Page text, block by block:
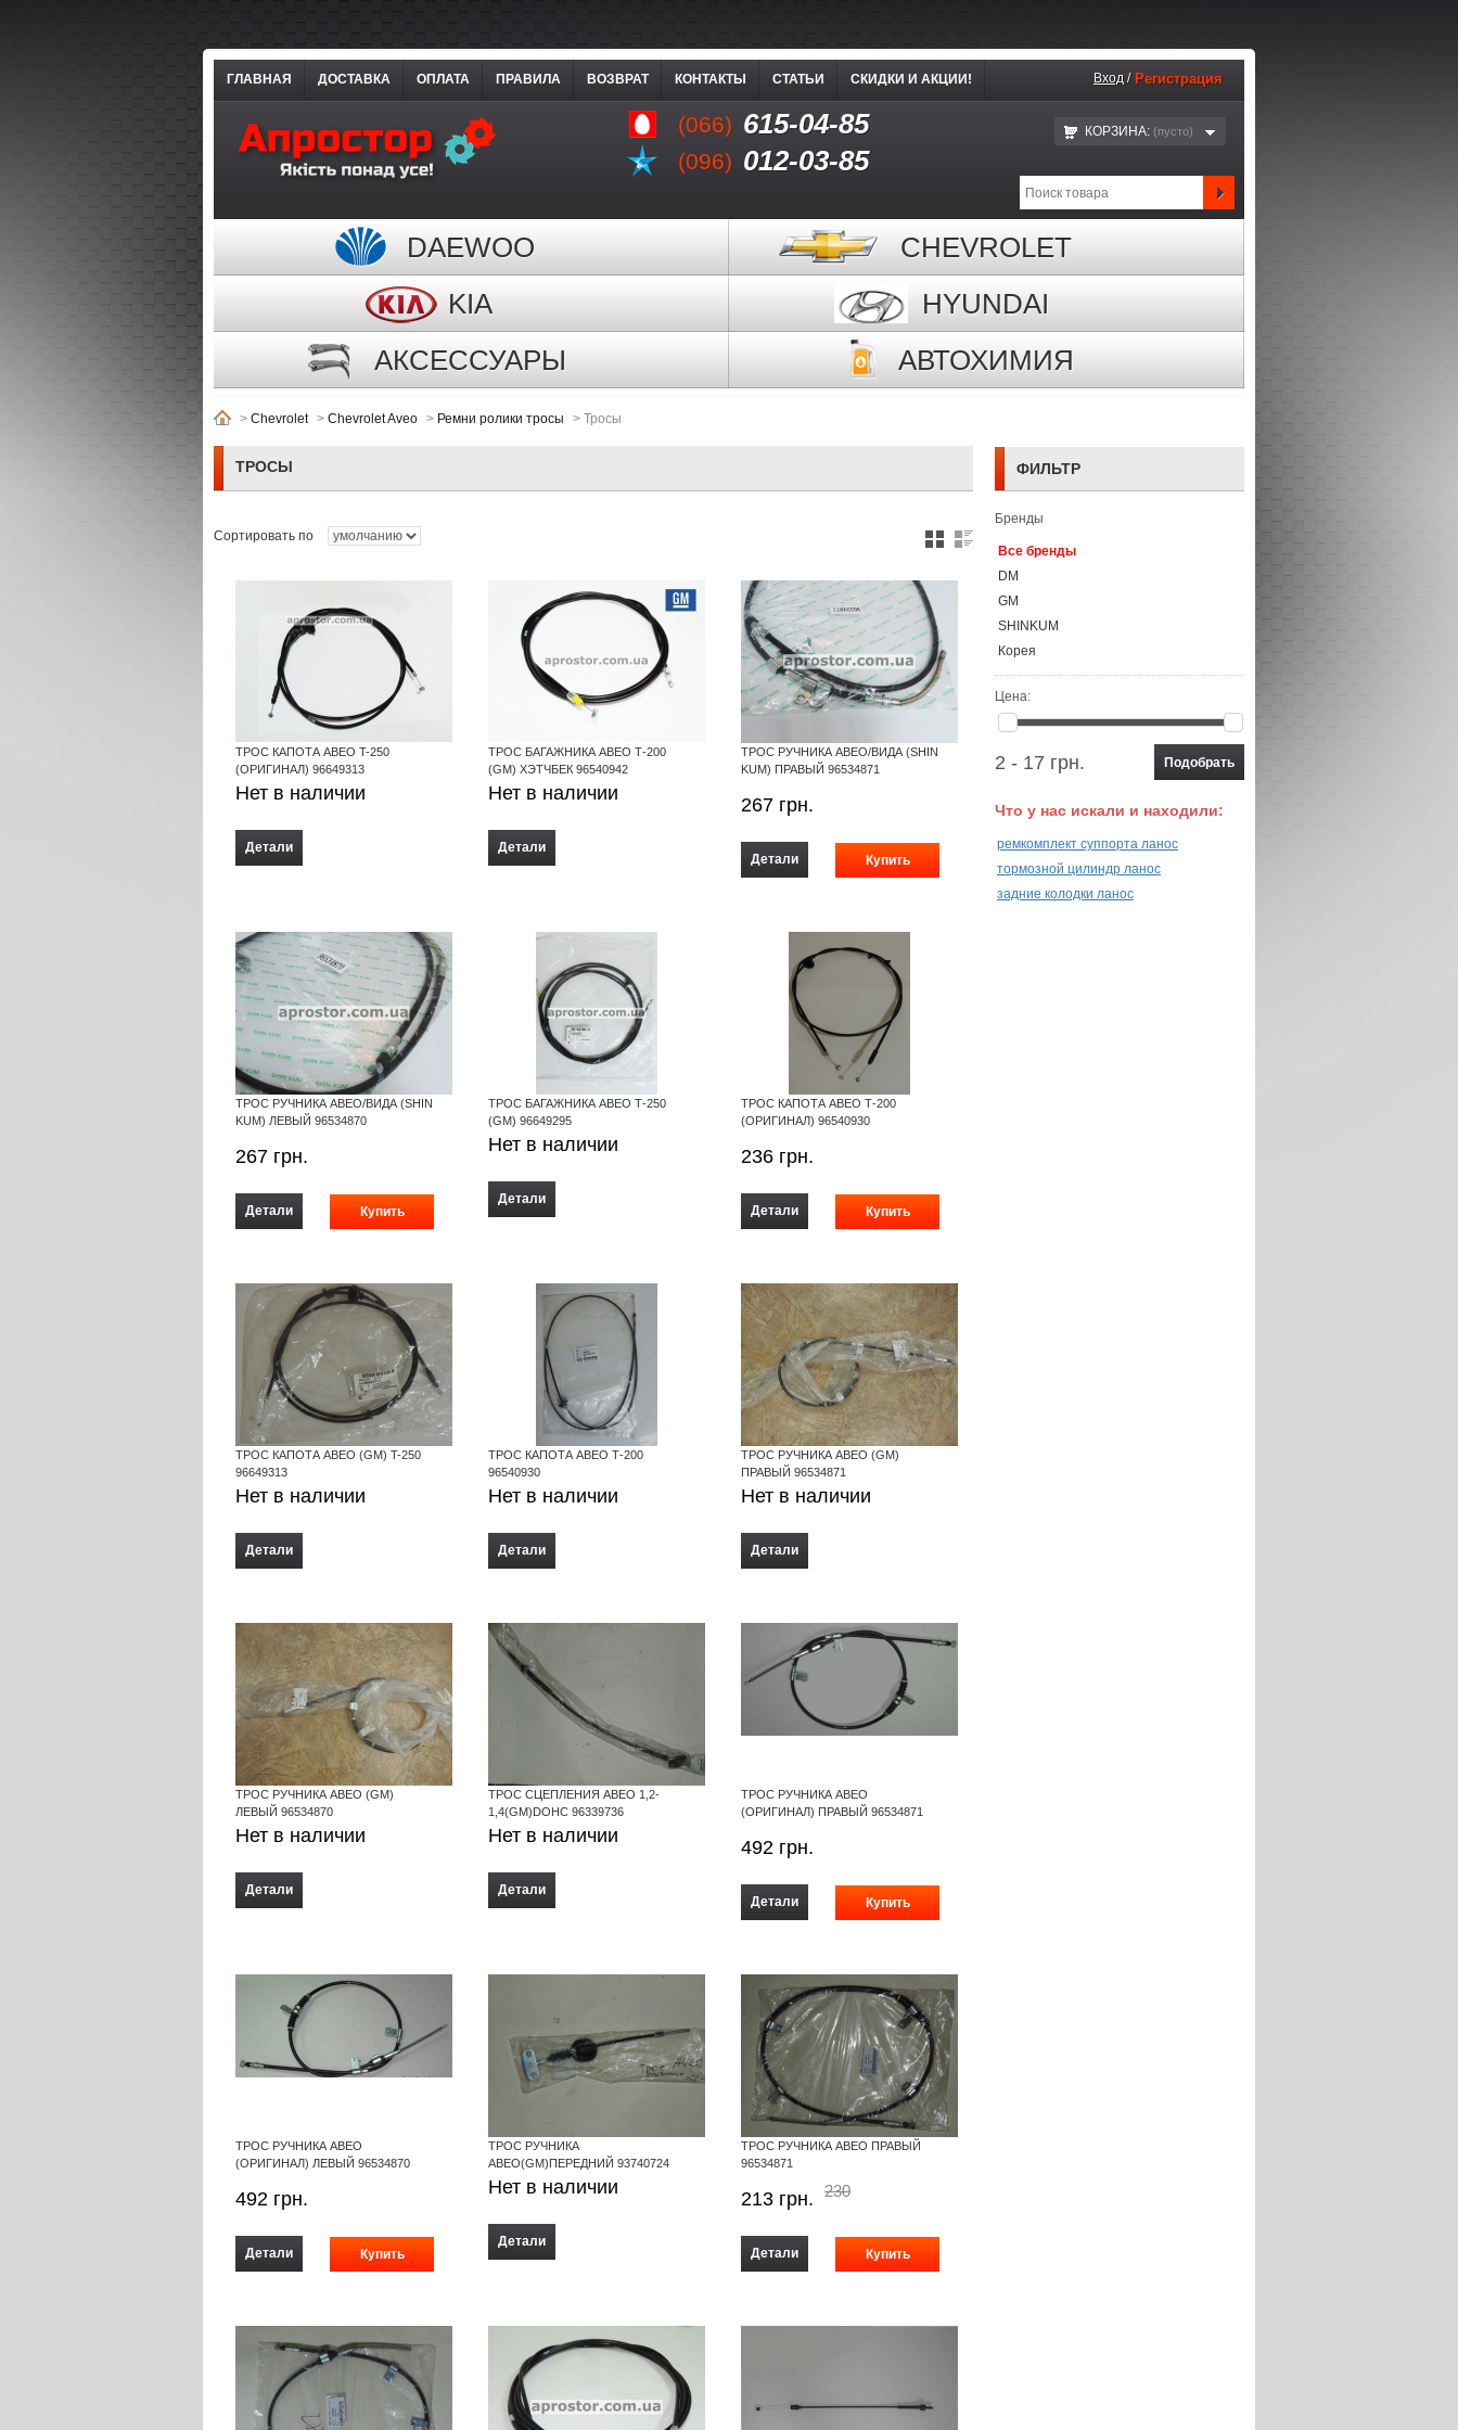
(066) 615-04-85
(096) 012-03-85
ГЛАВНАЯ ДОСТАВКА ОПЛАТА ПРАВИЛА ВОЗВРАТ КОНТАКТЫ СТАТЬИ СКИДКИ И АКЦИИ! Вход / Регистрация
КОРЗИНА: (пустo)
DAEWOO
CHEVROLET
KIA
HYUNDAI
АКСЕССУАРЫ
АВТОХИМИЯ
> Chevrolet > Chevrolet Aveo > Ремни ролики тросы > Тросы
ТРОСЫ
Сортировать по
ТРОС КАПОТА АВЕО T-250
(ОРИГИНАЛ) 96649313
Нет в наличии
Детали
ТРОС БАГАЖНИКА АВЕО Т-200
(GM) ХЭТЧБЕК 96540942
Нет в наличии
Детали
ТРОС РУЧНИКА АВЕО/ВИДА (SHIN
KUM) ПРАВЫЙ 96534871
267 грн.
Детали
ТРОС РУЧНИКА АВЕО/ВИДА (SHIN
KUM) ЛЕВЫЙ 96534870
267 грн.
Детали
ТРОС БАГАЖНИКА АВЕО Т-250
(GM) 96649295
Нет в наличии
Детали
ТРОС КАПОТА АВЕО Т-200
(ОРИГИНАЛ) 96540930
236 грн.
Детали
ТРОС КАПОТА АВЕО (GM) T-250
96649313
Нет в наличии
Детали
ТРОС КАПОТА АВЕО Т-200
96540930
Нет в наличии
Детали
ТРОС РУЧНИКА АВЕО (GM)
ПРАВЫЙ 96534871
Нет в наличии
Детали
ТРОС РУЧНИКА АВЕО (GM)
ЛЕВЫЙ 96534870
Нет в наличии
Детали
ТРОС СЦЕПЛЕНИЯ АВЕО 1,2-
1,4(GM)DOHC 96339736
Нет в наличии
Детали
ТРОС РУЧНИКА АВЕО
(ОРИГИНАЛ) ПРАВЫЙ 96534871
492 грн.
Детали
ТРОС РУЧНИКА АВЕО
(ОРИГИНАЛ) ЛЕВЫЙ 96534870
492 грн.
Детали
ТРОС РУЧНИКА
АВЕО(GM)ПЕРЕДНИЙ 93740724
Нет в наличии
Детали
ТРОС РУЧНИКА АВЕО ПРАВЫЙ
96534871
213 грн. 230
Детали
ФИЛЬТР
Бренды
Все бренды
DM
GM
SHINKUM
Корея
Цена:
2 - 17 грн.
Что у нас искали и находили:
ремкомплект суппорта ланос
тормозной цилиндр ланос
задние колодки ланос